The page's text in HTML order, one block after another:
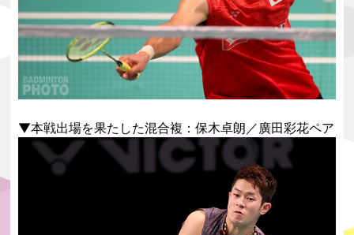
▼本戦出場を果たした混合複：保木卓朗／廣田彩花ペア